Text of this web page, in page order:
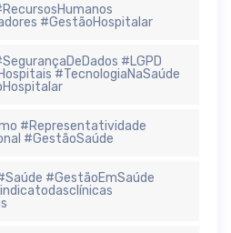
#GestãoHospitalar
#LGPD
#TecnologiaNaSaúde
#Representatividade
#GestãoSaúde
#GestãoEmSaúde